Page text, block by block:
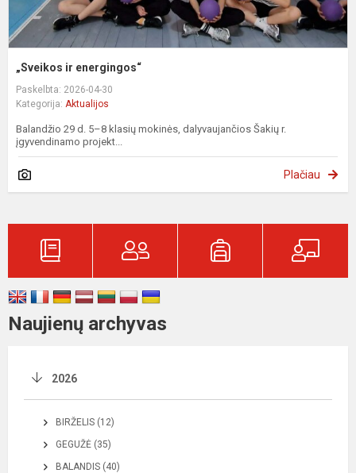
„Sveikos ir energingos“
Paskelbta: 2026-04-30
Kategorija: Aktualijos
Balandžio 29 d. 5–8 klasių mokinės, dalyvaujančios Šakių r.
įgyvendinamo projekt...
Plačiau
Naujienų archyvas
2026
BIRŽELIS (12)
GEGUŽĖ (35)
BALANDIS (40)